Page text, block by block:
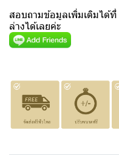
สอบถามข้อมูลเพิ่มเติมได้ที่
ล่างได้เลยค่ะ